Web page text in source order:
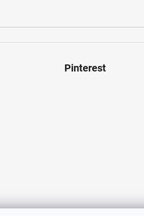
Pinterest